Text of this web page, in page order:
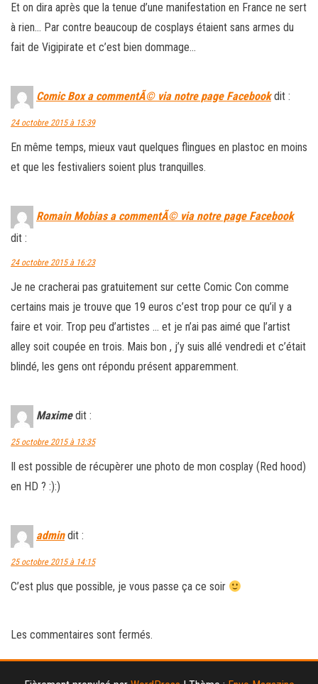
Et on dira après que la tenue d’une manifestation en France ne sert
à rien… Par contre beaucoup de cosplays étaient sans armes du
fait de Vigipirate et c’est bien dommage…
Comic Box a commentÃ© via notre page Facebook dit :
24 octobre 2015 à 15:39
En même temps, mieux vaut quelques flingues en plastoc en moins
et que les festivaliers soient plus tranquilles.
Romain Mobias a commentÃ© via notre page Facebook
dit :
24 octobre 2015 à 16:23
Je ne cracherai pas gratuitement sur cette Comic Con comme
certains mais je trouve que 19 euros c’est trop pour ce qu’il y a
faire et voir. Trop peu d’artistes … et je n’ai pas aimé que l’artist
alley soit coupée en trois. Mais bon , j’y suis allé vendredi et c’était
blindé, les gens ont répondu présent apparemment.
Maxime dit :
25 octobre 2015 à 13:35
Il est possible de récupèrer une photo de mon cosplay (Red hood)
en HD ? :):)
admin dit :
25 octobre 2015 à 14:15
C’est plus que possible, je vous passe ça ce soir
Les commentaires sont fermés.